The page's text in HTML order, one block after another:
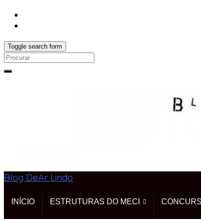
Toggle search form
Search
Blog DeAr Lindo
INÍCIO ESTRUTURAS DO MECI